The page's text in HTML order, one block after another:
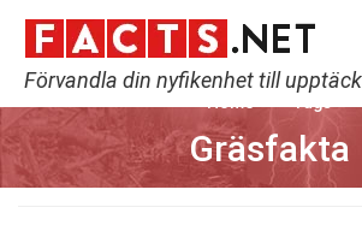
Förvandla din nyfikenhet till
Gräsfakta